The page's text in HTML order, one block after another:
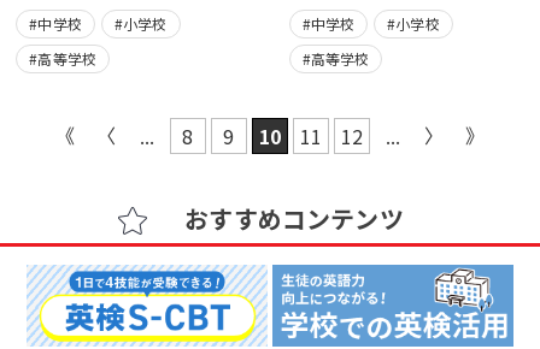
#中学校
#小学校
#高等学校
#中学校
#小学校
#高等学校
... 8 9 10 11 12 ...
おすすめコンテンツ